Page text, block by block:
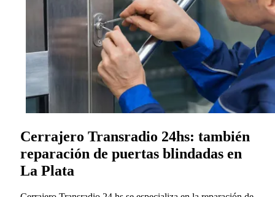
Cerrajero Transradio 24hs: también
reparación de puertas blindadas en
La Plata